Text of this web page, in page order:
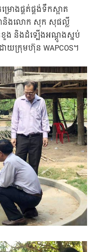
ង​ផ្គត់ផ្គង់ទឹកស្អាត
ានិងលោក​ សុក​ សុផល្លី​
ង និងដំទ្បេីងអណ្តូង​ស្នប់
ោយក្រុមហ៊ុន WAPCOS។